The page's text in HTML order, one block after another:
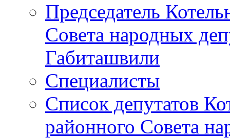
Председатель
Совета народных
Габиташвили
Специалисты
Список депутатов
районного Совета